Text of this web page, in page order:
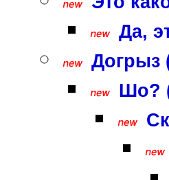
Да,
Догрыз
Шо?